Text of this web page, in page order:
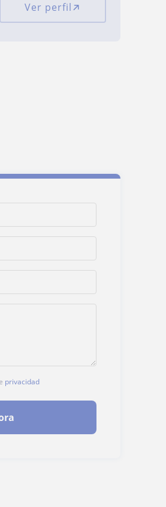
Ver perfil
privacidad